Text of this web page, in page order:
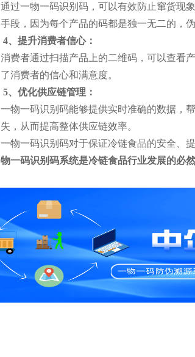
通过一物一码识别码，可以有效防止窜货现
手段，因为每个产品的码都是独一无二的，伪
4、提升消费者信心：
消费者通过扫描产品上的二维码，可以查看
了消费者的信心和满意度。
5、优化供应链管理：
一物一码识别码能够提供实时准确的数据，
失，从而提高整体供应链效率。
一物一码识别码对于保证冷链食品的安全、
物一码识别码系统是冷链食品行业发展的必然